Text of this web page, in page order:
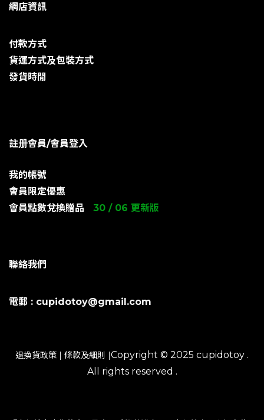
網店資訊
付款方式
貨運方式及包裝方式
發貨時閒
註册會員/會員登入
我的帳號
會員限定優惠
會員點數兌換贈品
30 / 06 更新版
聯絡我們
電郵 : cupidotoy@gmail.com
退換貨政策 | 條款及細則 |Copyright © 2025 cupidotoy .
All rights reserved .